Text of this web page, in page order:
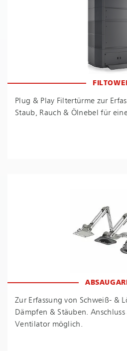
Plug & Play Filtertürme zur
Staub, Rauch & Ölnebel für
Zur Erfassung von Schweiß- &
Dämpfen & Stäuben.
Ventilator möglich.